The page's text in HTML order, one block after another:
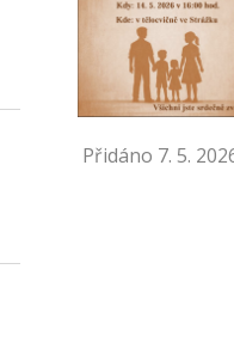
Přidáno 7. 5.